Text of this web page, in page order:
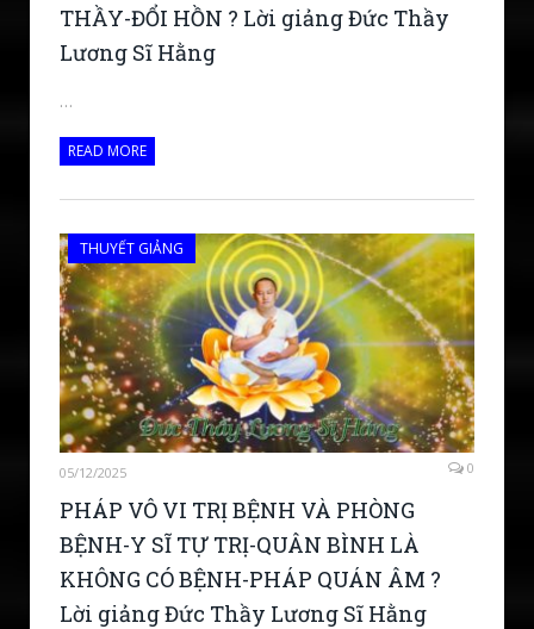
THẦY-ĐỔI HỒN ? Lời giảng Đức Thầy
Lương Sĩ Hằng
…
READ MORE
THUYẾT GIẢNG
05/12/2025 0
PHÁP VÔ VI TRỊ BỆNH VÀ PHÒNG
BỆNH-Y SĨ TỰ TRỊ-QUÂN BÌNH LÀ
KHÔNG CÓ BỆNH-PHÁP QUÁN ÂM ?
Lời giảng Đức Thầy Lương Sĩ Hằng